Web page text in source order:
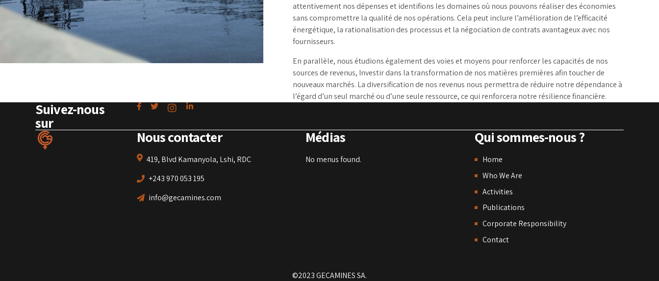
attentivement nos dépenses et identifions les domaines où nous pouvons réaliser des économies
sans compromettre la qualité de nos opérations. Cela peut inclure l’amélioration de l’efficacité
énergétique, la rationalisation des processus et la négociation de contrats avantageux avec nos
fournisseurs.
En parallèle, nous étudions également des voies et moyens pour renforcer les capacités de nos
sources de revenus, Investir dans la transformation de nos matières premières afin toucher de
nouveaux marchés. La diversification de nos revenus nous permettra de réduire notre dépendance à
l’égard d’un seul marché ou d’une seule ressource, ce qui renforcera notre résilience financière.
Suivez-nous
sur
Nous contacter
419, Blvd Kamanyola, Lshi, RDC
+243 970 053 195
info@gecamines.com
Médias
No menus found.
Qui sommes-nous ?
Home
Who We Are
Activities
Publications
Corporate Responsibility
Contact
©2023 GECAMINES SA.